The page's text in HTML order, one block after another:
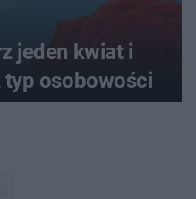
jeden kwiat i
typ osobowości